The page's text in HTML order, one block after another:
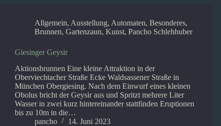
Allgemein, Ausstellung, Automaten, Besonderes,
Brunnen, Gartenzaun, Kunst, Pancho Schlehhuber
Giesinger Geysir
Aktionsbrunnen Eine kleine Attraktion in der
Oberviechtacher Straße Ecke Waldsassener Straße in
München Obergiesing. Nach dem Einwurf eines kleinen
Obolus bricht der Geysir aus und Spritzt mehrere Liter
Wasser in zwei kurz hintereinander stattfinden Eruptionen
bis zu 10m in die…
pancho
14. Juni 2023